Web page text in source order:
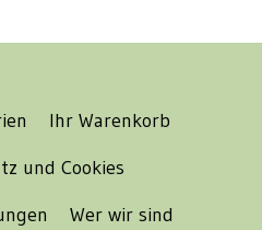
Ihr Warenkorb
und Cookies
Wer wir sind